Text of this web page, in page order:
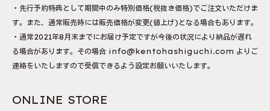
・先行予約特典として期間中のみ特別価格(税抜き価格)でご注文いただけま
す。また、通常販売時には販売価格が変更(値上げ)となる場合もあります。
・通常2021年8月末までにお届け予定ですが今後の状況により納品が遅れ
る場合があります。その場合 info@kentohashiguchi.com よりご
連絡をいたしますので受信できるよう設定お願いいたします。
ONLINE STORE